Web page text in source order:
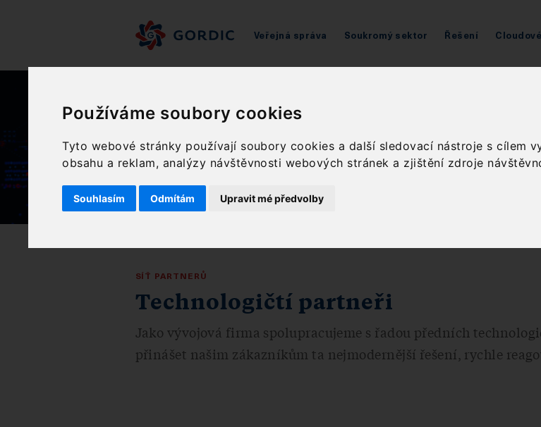
Používáme soubory cookies
Tyto webové stránky používají soubory cookies a další sledovací nástroje s cílem
obsahu a reklam, analýzy návštěvnosti webových stránek a zjištění zdroje
Souhlasím Odmítám Upravit mé předvolby
Veřejná správa Soukromý sektor Řešení
SÍŤ PARTNERŮ
Technologičtí partneři
Jako vývojová firma spolupracujeme s řadou předních
přinášet našim zákazníkům ta nejmodernější řešení, rychle